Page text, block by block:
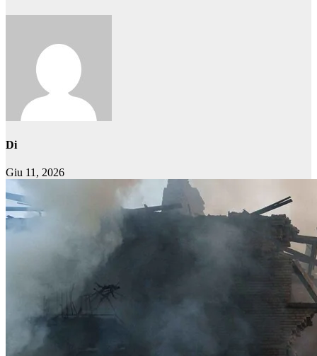
Di
Giu 11, 2026